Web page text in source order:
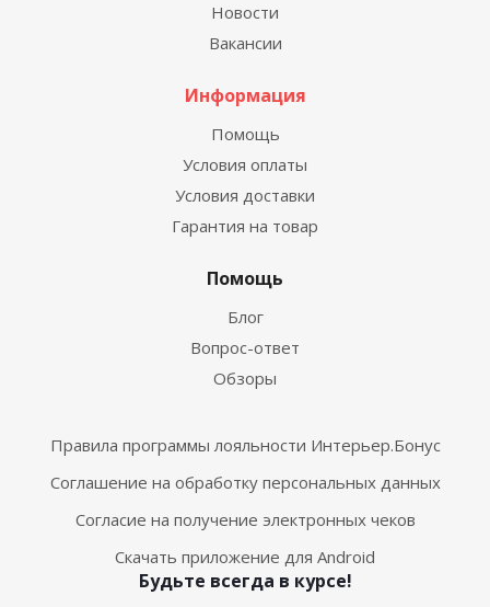
Новости
Вакансии
Информация
Помощь
Условия оплаты
Условия доставки
Гарантия на товар
Помощь
Блог
Вопрос-ответ
Обзоры
Правила программы лояльности Интерьер.Бонус
Соглашение на обработку персональных данных
Согласие на получение электронных чеков
Скачать приложение для Android
Будьте всегда в курсе!